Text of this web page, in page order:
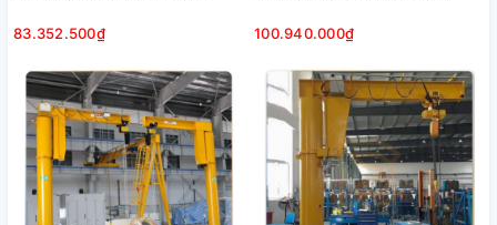
83.352.500₫ 100.940.000₫